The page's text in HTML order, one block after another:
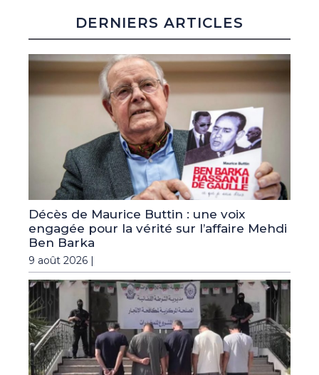
DERNIERS ARTICLES
Décès de Maurice Buttin : une voix
engagée pour la vérité sur l’affaire Mehdi
Ben Barka
9 août 2026 |